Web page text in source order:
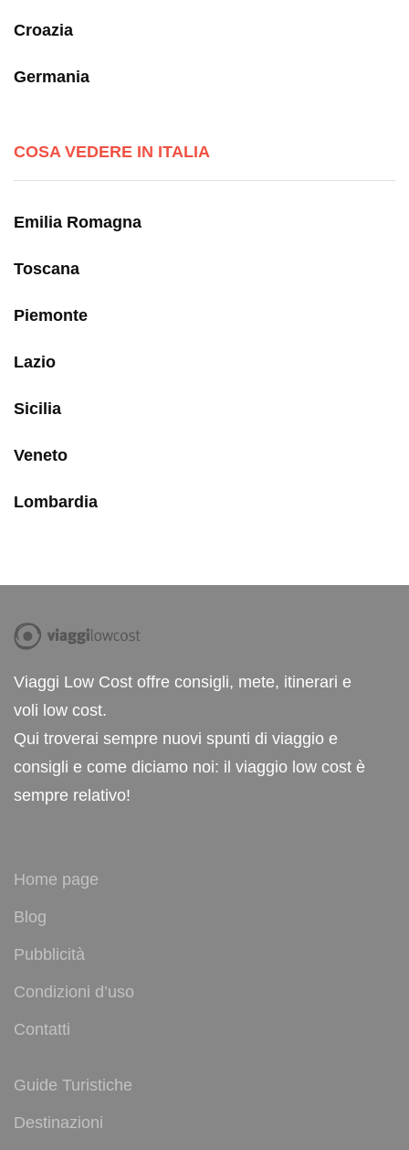
Croazia
Germania
COSA VEDERE IN ITALIA
Emilia Romagna
Toscana
Piemonte
Lazio
Sicilia
Veneto
Lombardia
Viaggi Low Cost offre consigli, mete, itinerari e
voli low cost.
Qui troverai sempre nuovi spunti di viaggio e
consigli e come diciamo noi: il viaggio low cost è
sempre relativo!
Home page
Blog
Pubblicità
Condizioni d’uso
Contatti
Guide Turistiche
Destinazioni